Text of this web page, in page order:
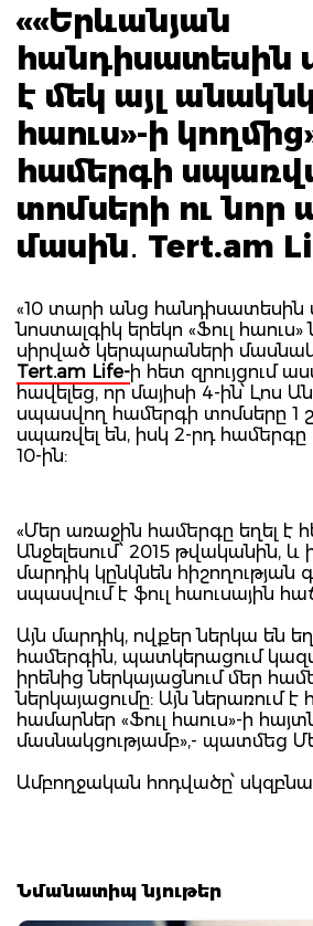
««Երևանյան
հանդիսատեսին
է մեկ այլ
հաուս»-ի
համերգի
տոմսերի ու նոր
մասին․ Tert.am
«10 տարի անց հանդիսատեսին
նոստալգիկ երեկո «Ֆուլ
սիրված կերպարաների
Tert.am Life-ի հետ զրույցում
հավելեց, որ մայիսի 4-ին՝ Լոս
սպասվող համերգի տոմսերը 1
սպառվել են, իսկ 2-րդ
10-ին:
«Մեր առաջին համերգը եղել է
Անջելեսում՝ 2015 թվականին, և
մարդիկ կընկնեն հիշողության
սպասվում է ֆուլ հաուսային
Այն մարդիկ, ովքեր ներկա են
համերգին, պատկերացում
իրենից ներկայացնում մեր
ներկայացումը: Այն ներառում է
համարներ «Ֆուլ հաուս»-ի
մասնակցությամբ»,- պատմեց
Ամբողջական հոդվածը՝
Նմանատիպ նյութեր